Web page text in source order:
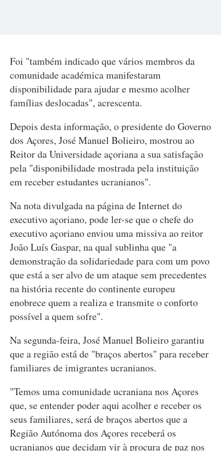
Foi "também indicado que vários membros da
comunidade académica manifestaram
disponibilidade para ajudar e mesmo acolher
famílias deslocadas", acrescenta.
Depois desta informação, o presidente do Governo
dos Açores, José Manuel Bolieiro, mostrou ao
Reitor da Universidade açoriana a sua satisfação
pela "disponibilidade mostrada pela instituição
em receber estudantes ucranianos".
Na nota divulgada na página de Internet do
executivo açoriano, pode ler-se que o chefe do
executivo açoriano enviou uma missiva ao reitor
João Luís Gaspar, na qual sublinha que "a
demonstração da solidariedade para com um povo
que está a ser alvo de um ataque sem precedentes
na história recente do continente europeu
enobrece quem a realiza e transmite o conforto
possível a quem sofre".
Na segunda-feira, José Manuel Bolieiro garantiu
que a região está de "braços abertos" para receber
familiares de imigrantes ucranianos.
"Temos uma comunidade ucraniana nos Açores
que, se entender poder aqui acolher e receber os
seus familiares, será de braços abertos que a
Região Autónoma dos Açores receberá os
ucranianos que decidam vir à procura de paz nos